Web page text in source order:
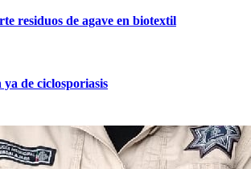
residuos de agave en biotextil
ya de ciclosporiasis